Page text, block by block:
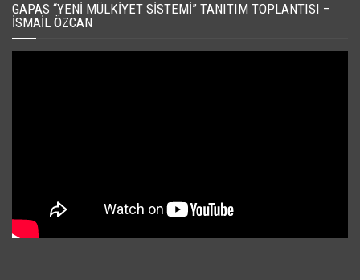
GAPAS “YENI MÜLKIYET SISTEMI” TANITIM TOPLANTISI –
İSMAIL ÖZCAN